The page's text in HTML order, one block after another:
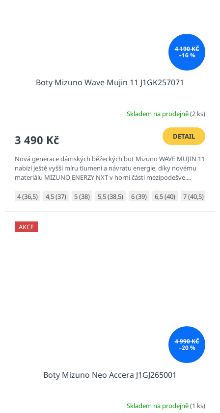
4 190 KČ
–16 %
Boty Mizuno Wave Mujin 11 J1GK257071
Skladem na prodejně(2 ks)
3 490 Kč DETAIL
Nová generace dámských běžeckých bot Mizuno WAVE MUJIN 11
nabízí ještě vyšší míru tlumení a návratu energie, díky novému
materiálu MIZUNO ENERZY NXT v horní části mezipodešve....
4 (36,5) 4,5 (37) 5 (38) 5,5 (38,5) 6 (39) 6,5 (40) 7 (40,5)
AKCE
4 990 KČ
–20 %
Boty Mizuno Neo Accera J1GJ265001
Skladem na prodejně(1 ks)